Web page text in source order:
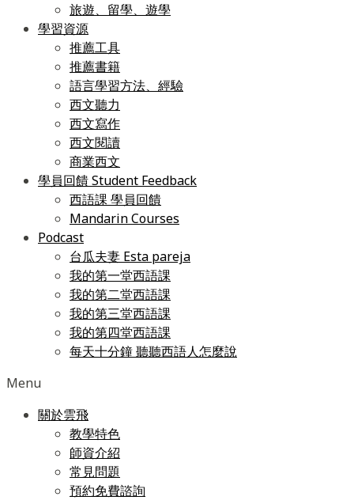
旅遊、留學、遊學
學習資源
推薦工具
推薦書籍
語言學習方法、經驗
西文聽力
西文寫作
西文閱讀
商業西文
學員回饋 Student Feedback
西語課 學員回饋
Mandarin Courses
Podcast
台瓜夫妻 Esta pareja
我的第一堂西語課
我的第二堂西語課
我的第三堂西語課
我的第四堂西語課
每天十分鐘 聽聽西語人怎麼說
Menu
關於雲飛
教學特色
師資介紹
常見問題
預約免費諮詢